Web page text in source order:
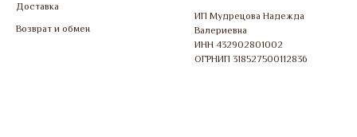
Доставка
Возврат и обмен
ИП Мудрецова Надежда
Валериевна
ИНН 432902801002
ОГРНИП 318527500112836